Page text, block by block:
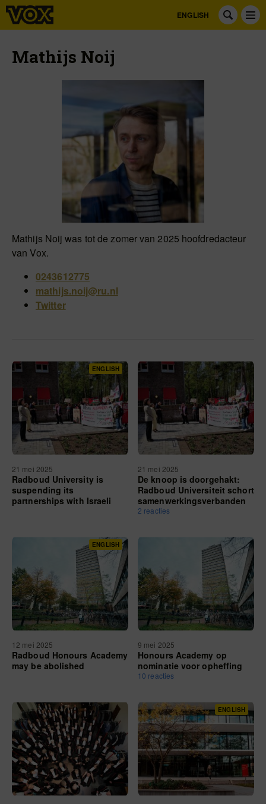
ENGLISH
Mathijs Noij
Mathijs Noij was tot de zomer van 2025 hoofdredacteur
van Vox.
0243612775
mathijs.noij@ru.nl
Twitter
ENGLISH
21 mei 2025
Radboud University is
suspending its
partnerships with Israeli
21 mei 2025
De knoop is doorgehakt:
Radboud Universiteit schort
samenwerkingsverbanden
met Israëlische
2 reacties
ENGLISH
12 mei 2025
Radboud Honours Academy
may be abolished
9 mei 2025
Honours Academy op
nominatie voor opheffing
10 reacties
ENGLISH